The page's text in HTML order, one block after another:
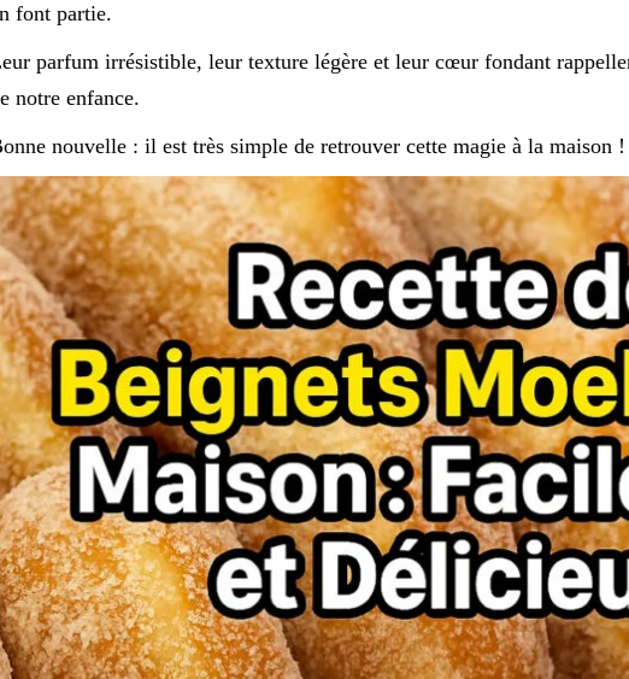
font partie.
parfum irrésistible, leur texture légère et leur cœur fondant
notre enfance.
nouvelle : il est très simple de retrouver cette magie à la maison !